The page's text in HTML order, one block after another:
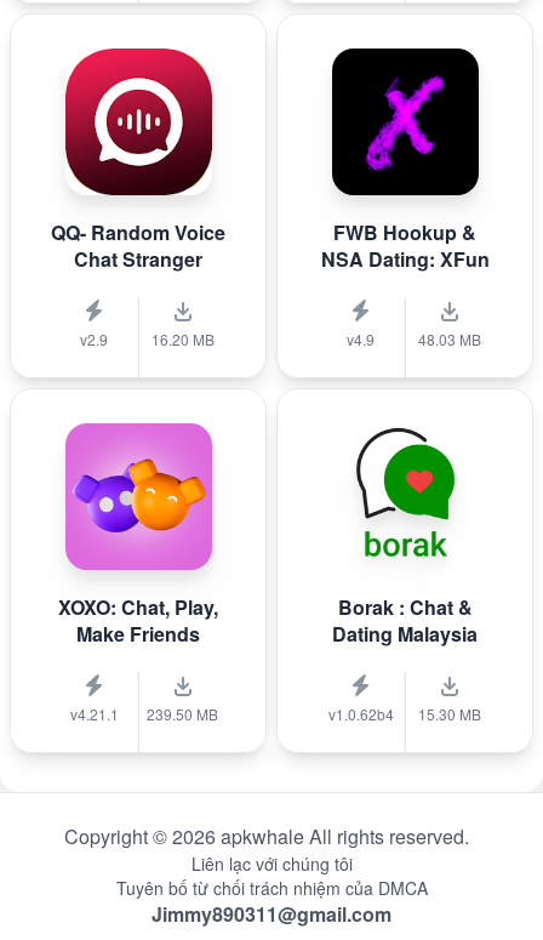
QQ- Random Voice
Chat Stranger
v2.9 16.20 MB
FWB Hookup &
NSA Dating: XFun
v4.9 48.03 MB
XOXO: Chat, Play,
Make Friends
v4.21.1 239.50 MB
Borak : Chat &
Dating Malaysia
v1.0.62b4 15.30 MB
Copyright © 2026 apkwhale All rights reserved.
Liên lạc với chúng tôi
Tuyên bố từ chối trách nhiệm của DMCA
Jimmy890311@gmail.com